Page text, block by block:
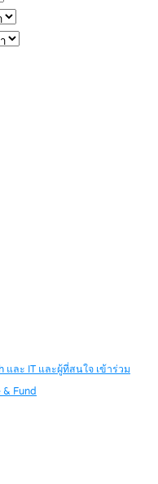
และ IT และผู้ที่สนใจ เข้าร่วม
Fund